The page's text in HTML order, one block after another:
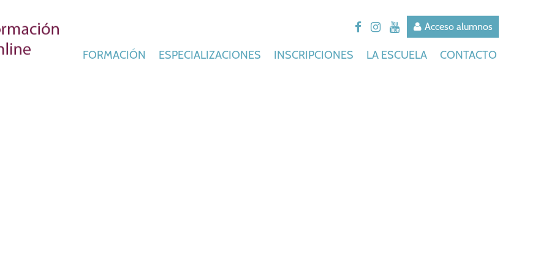
Acceso alumnos
FORMACIÓN ESPECIALIZACIONES INSCRIPCIONES LA ESCUELA CONTACTO